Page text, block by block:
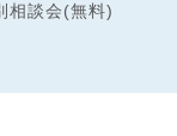
相談会(無料)